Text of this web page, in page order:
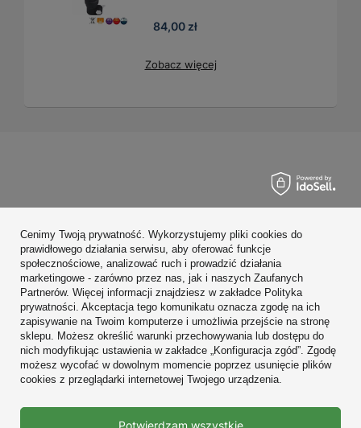
84,00 zł
Zobacz więcej
Konto
Regulaminy
Zobacz również
W sklepie prezentujemy ceny brutto (z VAT).
Cenimy Twoją prywatność. Wykorzystujemy pliki cookies do
prawidłowego działania serwisu, aby oferować funkcje
społecznościowe, analizować ruch i prowadzić działania
marketingowe - zarówno przez nas, jak i naszych Zaufanych
Partnerów. Więcej informacji znajdziesz w zakładce Polityka
prywatności. Akceptacja tego komunikatu oznacza zgodę na ich
zapisywanie na Twoim komputerze i umożliwia przejście na stronę
sklepu. Możesz określić warunki przechowywania lub dostępu do
nich modyfikując ustawienia w zakładce „Konfiguracja zgód”. Zgodę
możesz wycofać w dowolnym momencie poprzez usunięcie plików
cookies z przeglądarki internetowej Twojego urządzenia.
Potwierdzam wszystkie